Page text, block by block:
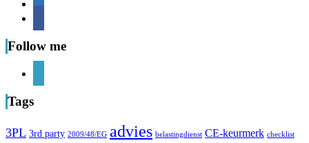
Follow me
Tags
3PL 3rd party 2009/48/EG advies belastingdienst CE-keurmerk checklist